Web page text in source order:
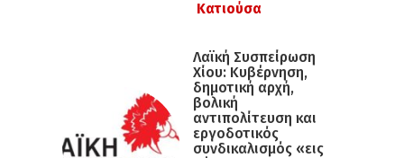
Κατιούσα
Λαϊκή Συσπείρωση
Χίου: Κυβέρνηση,
δημοτική αρχή,
βολική
αντιπολίτευση και
εργοδοτικός
συνδικαλισμός «εις